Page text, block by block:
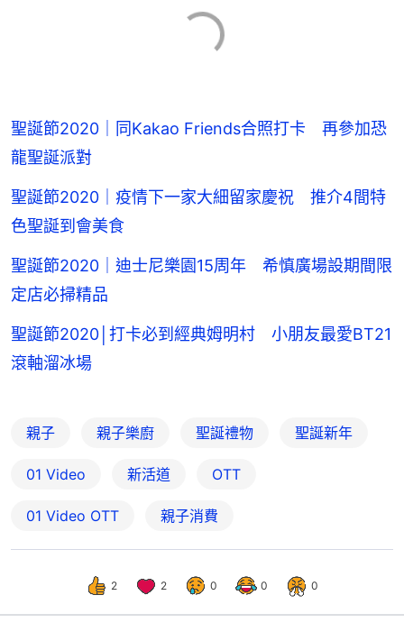
聖誕節2020｜同Kakao Friends合照打卡 再參加恐
龍聖誕派對
聖誕節2020｜疫情下一家大細留家慶祝 推介4間特
色聖誕到會美食
聖誕節2020｜迪士尼樂園15周年 希慎廣場設期間限
定店必掃精品
聖誕節2020│打卡必到經典姆明村 小朋友最愛BT21
滾軸溜冰場
親子 親子樂廚 聖誕禮物 聖誕新年
01 Video 新活道 OTT
01‌ ‌Video‌ ‌OTT 親子消費
2 2 0 0 0